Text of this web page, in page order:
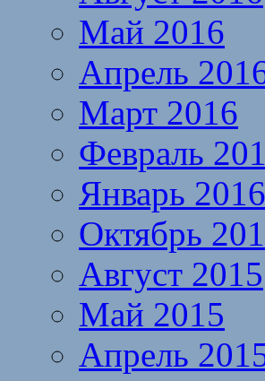
Май 2016
Апрель
Март 2016
Февраль
Январь 2016
Октябрь
Август 2015
Май 2015
Апрель